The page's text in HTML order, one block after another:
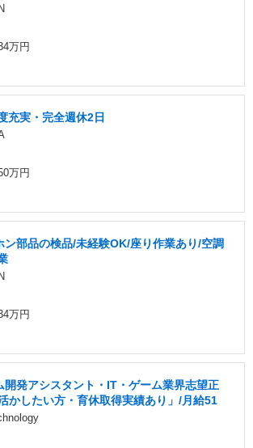
万円
充実・完全週休2日
万円
ン部品の検品/未経験OK/座り作業あり/空調
万円
開発アシスタント・IT・ゲーム業界志望正
かしたい方・育休取得実績あり」/月給51